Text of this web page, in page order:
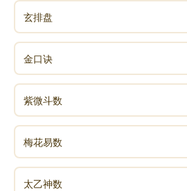
玄排盘
金口诀
紫微斗数
梅花易数
太乙神数